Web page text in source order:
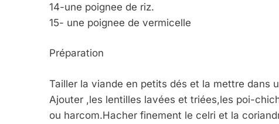
14-une poignee de riz.
15- une poignee de vermicelle
Préparation
Tailler la viande en petits dés et la mettre dans
Ajouter ,les lentilles lavées et triées,les poi-
ou harcom.Hacher finement le celri et la
5
2025, L’année La Plus